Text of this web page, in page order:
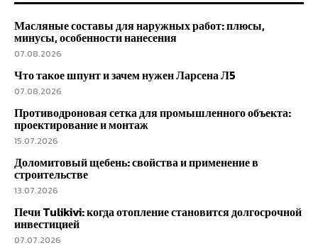
Масляные составы для наружных работ: плюсы,
минусы, особенности нанесения
07.08.2026
Что такое шпунт и зачем нужен Ларсена Л5
07.08.2026
Противодроновая сетка для промышленного объекта:
проектирование и монтаж
15.07.2026
Доломитовый щебень: свойства и применение в
строительстве
13.07.2026
Печи Tulikivi: когда отопление становится долгосрочной
инвестицией
07.07.2026